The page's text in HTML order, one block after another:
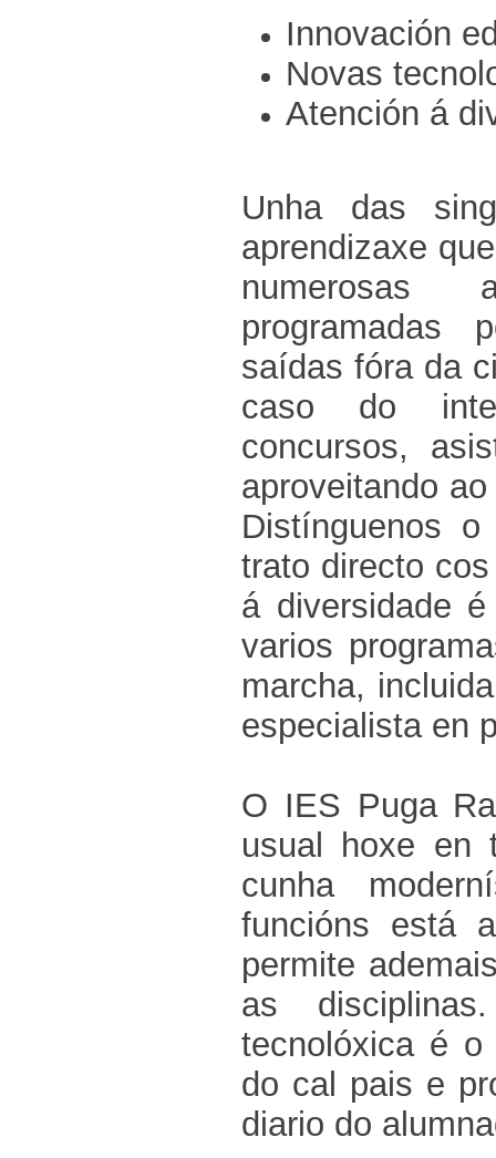
Innovación
Novas
Atención á
Unha das
aprendizaxe
numerosas
programadas
saídas fóra da
caso do
concursos,
aproveitando
Distínguenos
trato directo
á diversidade
varios
marcha,
especialista en
O IES Puga
usual hoxe en
cunha
funcións está
permite
as
tecnolóxica é
do cal pais e
diario do